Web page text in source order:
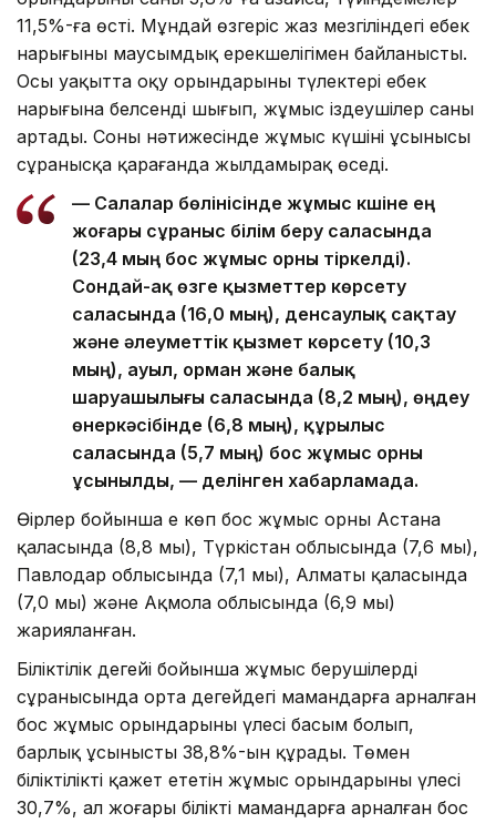
11,5%-ға өсті. Мұндай өзгеріс жаз мезгіліндегі еңбек
нарығының маусымдық ерекшелігімен байланысты.
Осы уақытта оқу орындарының түлектері еңбек
нарығына белсенді шығып, жұмыс іздеушілер саны
артады. Соның нәтижесінде жұмыс күшінің ұсынысы
сұранысқа қарағанда жылдамырақ өседі.
— Салалар бөлінісінде жұмыс күшіне ең
жоғары сұраныс білім беру саласында
(23,4 мың бос жұмыс орны тіркелді).
Сондай-ақ өзге қызметтер көрсету
саласында (16,0 мың), денсаулық сақтау
және әлеуметтік қызмет көрсету (10,3
мың), ауыл, орман және балық
шаруашылығы саласында (8,2 мың), өңдеу
өнеркәсібінде (6,8 мың), құрылыс
саласында (5,7 мың) бос жұмыс орны
ұсынылды, — делінген хабарламада.
Өңірлер бойынша ең көп бос жұмыс орны Астана
қаласында (8,8 мың), Түркістан облысында (7,6 мың),
Павлодар облысында (7,1 мың), Алматы қаласында
(7,0 мың) және Ақмола облысында (6,9 мың)
жарияланған.
Біліктілік деңгейі бойынша жұмыс берушілердің
сұранысында орта деңгейдегі мамандарға арналған
бос жұмыс орындарының үлесі басым болып,
барлық ұсыныстың 38,8%-ын құрады. Төмен
біліктілікті қажет ететін жұмыс орындарының үлесі
30,7%, ал жоғары білікті мамандарға арналған бос